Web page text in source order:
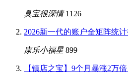
臭宝很深情 1126
2026新一代的账户全矩阵统
康乐小福星 899
【镇店之宝】9个月暴涨2万